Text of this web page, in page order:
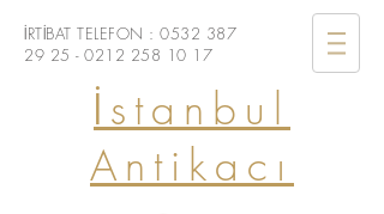
İRTİBAT TELEFON :0532 387
29 25 - 0212 258 10 17
İstanbul
Antikacı